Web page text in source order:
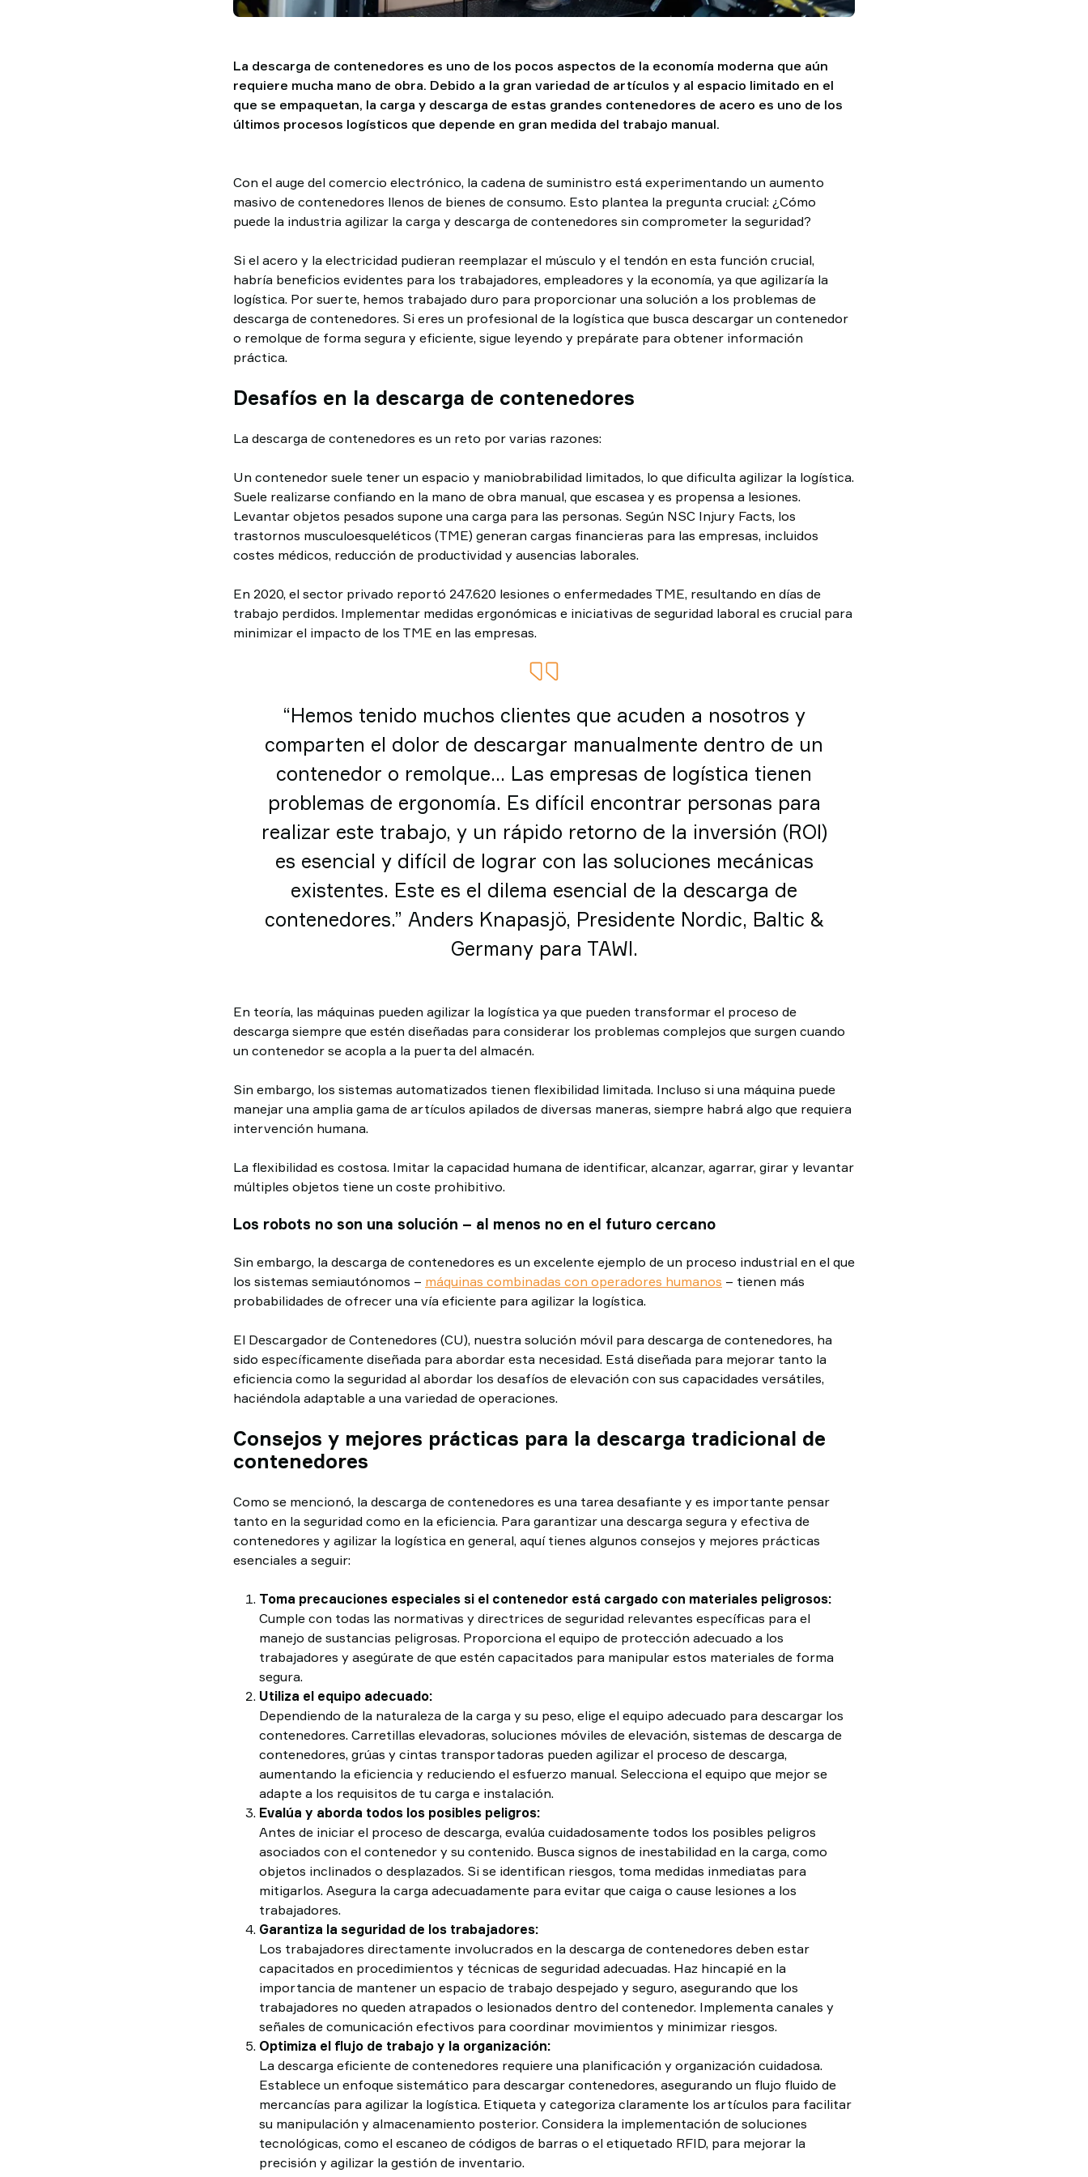
La descarga de contenedores es uno de los pocos aspectos de la economía moderna que aún
requiere mucha mano de obra. Debido a la gran variedad de artículos y al espacio limitado en el
que se empaquetan, la carga y descarga de estas grandes contenedores de acero es uno de los
últimos procesos logísticos que depende en gran medida del trabajo manual.
Con el auge del comercio electrónico, la cadena de suministro está experimentando un aumento
masivo de contenedores llenos de bienes de consumo. Esto plantea la pregunta crucial: ¿Cómo
puede la industria agilizar la carga y descarga de contenedores sin comprometer la seguridad?
Si el acero y la electricidad pudieran reemplazar el músculo y el tendón en esta función crucial,
habría beneficios evidentes para los trabajadores, empleadores y la economía, ya que agilizaría la
logística. Por suerte, hemos trabajado duro para proporcionar una solución a los problemas de
descarga de contenedores. Si eres un profesional de la logística que busca descargar un contenedor
o remolque de forma segura y eficiente, sigue leyendo y prepárate para obtener información
práctica.
Desafíos en la descarga de contenedores
La descarga de contenedores es un reto por varias razones:
Un contenedor suele tener un espacio y maniobrabilidad limitados, lo que dificulta agilizar la logística.
Suele realizarse confiando en la mano de obra manual, que escasea y es propensa a lesiones.
Levantar objetos pesados supone una carga para las personas. Según NSC Injury Facts, los
trastornos musculoesqueléticos (TME) generan cargas financieras para las empresas, incluidos
costes médicos, reducción de productividad y ausencias laborales.
En 2020, el sector privado reportó 247.620 lesiones o enfermedades TME, resultando en días de
trabajo perdidos. Implementar medidas ergonómicas e iniciativas de seguridad laboral es crucial para
minimizar el impacto de los TME en las empresas.
“Hemos tenido muchos clientes que acuden a nosotros y
comparten el dolor de descargar manualmente dentro de un
contenedor o remolque... Las empresas de logística tienen
problemas de ergonomía. Es difícil encontrar personas para
realizar este trabajo, y un rápido retorno de la inversión (ROI)
es esencial y difícil de lograr con las soluciones mecánicas
existentes. Este es el dilema esencial de la descarga de
contenedores.” Anders Knapasjö, Presidente Nordic, Baltic &
Germany para TAWI.
En teoría, las máquinas pueden agilizar la logística ya que pueden transformar el proceso de
descarga siempre que estén diseñadas para considerar los problemas complejos que surgen cuando
un contenedor se acopla a la puerta del almacén.
Sin embargo, los sistemas automatizados tienen flexibilidad limitada. Incluso si una máquina puede
manejar una amplia gama de artículos apilados de diversas maneras, siempre habrá algo que requiera
intervención humana.
La flexibilidad es costosa. Imitar la capacidad humana de identificar, alcanzar, agarrar, girar y levantar
múltiples objetos tiene un coste prohibitivo.
Los robots no son una solución – al menos no en el futuro cercano
Sin embargo, la descarga de contenedores es un excelente ejemplo de un proceso industrial en el que
los sistemas semiautónomos – máquinas combinadas con operadores humanos – tienen más
probabilidades de ofrecer una vía eficiente para agilizar la logística.
El Descargador de Contenedores (CU), nuestra solución móvil para descarga de contenedores, ha
sido específicamente diseñada para abordar esta necesidad. Está diseñada para mejorar tanto la
eficiencia como la seguridad al abordar los desafíos de elevación con sus capacidades versátiles,
haciéndola adaptable a una variedad de operaciones.
Consejos y mejores prácticas para la descarga tradicional de
contenedores
Como se mencionó, la descarga de contenedores es una tarea desafiante y es importante pensar
tanto en la seguridad como en la eficiencia. Para garantizar una descarga segura y efectiva de
contenedores y agilizar la logística en general, aquí tienes algunos consejos y mejores prácticas
esenciales a seguir:
Toma precauciones especiales si el contenedor está cargado con materiales peligrosos:
Cumple con todas las normativas y directrices de seguridad relevantes específicas para el
manejo de sustancias peligrosas. Proporciona el equipo de protección adecuado a los
trabajadores y asegúrate de que estén capacitados para manipular estos materiales de forma
segura.
Utiliza el equipo adecuado:
Dependiendo de la naturaleza de la carga y su peso, elige el equipo adecuado para descargar los
contenedores. Carretillas elevadoras, soluciones móviles de elevación, sistemas de descarga de
contenedores, grúas y cintas transportadoras pueden agilizar el proceso de descarga,
aumentando la eficiencia y reduciendo el esfuerzo manual. Selecciona el equipo que mejor se
adapte a los requisitos de tu carga e instalación.
Evalúa y aborda todos los posibles peligros:
Antes de iniciar el proceso de descarga, evalúa cuidadosamente todos los posibles peligros
asociados con el contenedor y su contenido. Busca signos de inestabilidad en la carga, como
objetos inclinados o desplazados. Si se identifican riesgos, toma medidas inmediatas para
mitigarlos. Asegura la carga adecuadamente para evitar que caiga o cause lesiones a los
trabajadores.
Garantiza la seguridad de los trabajadores:
Los trabajadores directamente involucrados en la descarga de contenedores deben estar
capacitados en procedimientos y técnicas de seguridad adecuadas. Haz hincapié en la
importancia de mantener un espacio de trabajo despejado y seguro, asegurando que los
trabajadores no queden atrapados o lesionados dentro del contenedor. Implementa canales y
señales de comunicación efectivos para coordinar movimientos y minimizar riesgos.
Optimiza el flujo de trabajo y la organización:
La descarga eficiente de contenedores requiere una planificación y organización cuidadosa.
Establece un enfoque sistemático para descargar contenedores, asegurando un flujo fluido de
mercancías para agilizar la logística. Etiqueta y categoriza claramente los artículos para facilitar
su manipulación y almacenamiento posterior. Considera la implementación de soluciones
tecnológicas, como el escaneo de códigos de barras o el etiquetado RFID, para mejorar la
precisión y agilizar la gestión de inventario.